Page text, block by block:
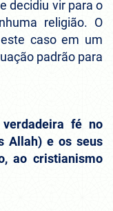
decidiu vir para o
religião. O
caso em um
padrão para
fé no
Allah) e os seus
ao cristianismo